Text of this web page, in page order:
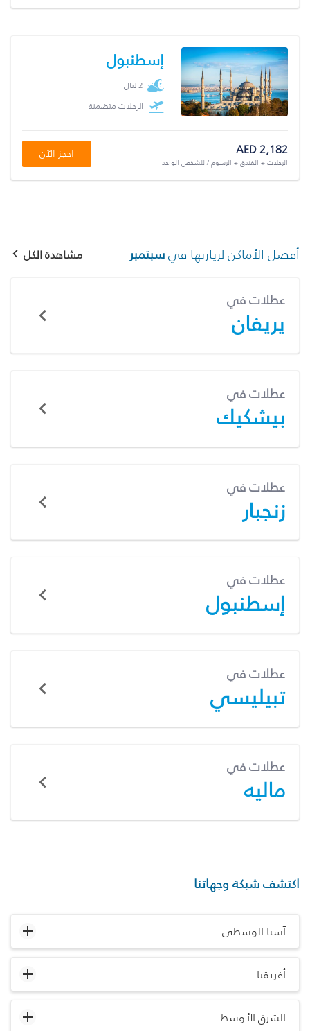
إسطنبول
2 ليال
الرحلات متضمنة
AED 2,182
الرحلات + الفندق + الرسوم / للشخص الواحد
احجز الآن
أفضل الأماكن لزيارتها فيسبتمبر مشاهدة الكل
عطلات في
يريفان
عطلات في
بيشكيك
عطلات في
زنجبار
عطلات في
إسطنبول
عطلات في
تبيليسي
عطلات في
ماليه
اكتشف شبكة وجهاتنا
آسيا الوسطى
أفريقيا
الشرق الأوسط